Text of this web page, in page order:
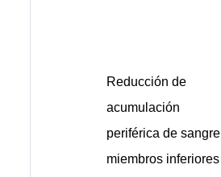
Reducción de
acumulación
periférica de sangre
miembros inferiores